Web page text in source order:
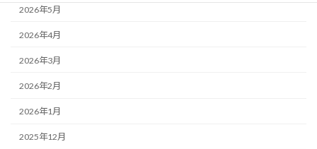
2026年5月
2026年4月
2026年3月
2026年2月
2026年1月
2025年12月